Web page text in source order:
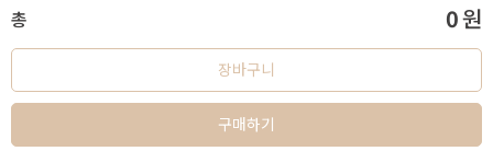
총 0원
장바구니
구매하기